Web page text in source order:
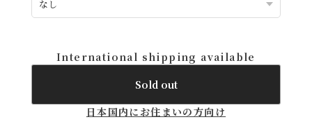
International shipping available
Sold out
日本国内にお住まいの方向け